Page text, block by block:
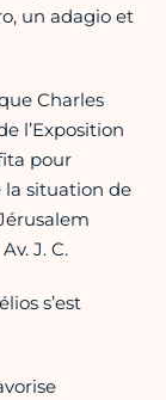
un adagio et
Charles
l’Exposition
pour
la situation de
J. C.
s’est